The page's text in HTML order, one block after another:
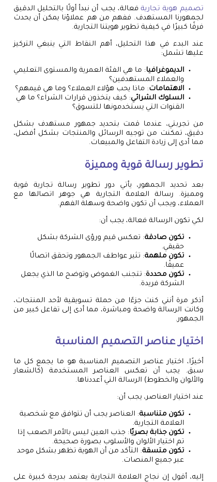
تصميم هوية تجارية فعالة، يجب أن نبدأ أولًا بالتحليل الدقيق
لجمهورنا المستهدف. ففهم من هم عملاؤنا يمكن أن يحدث
فرقًا كبيرًا في كيفية تطوير هويتنا التجارية.
عند البدء في هذا التحليل، أهم النقاط التي ينبغي التركيز
عليها تشمل:
الديموغرافيا: ما هي الفئة العمرية والمستوى التعليمي
والعملاء المستهدفين؟
الاهتمامات: ماذا يحب هؤلاء العملاء؟ وما هي قيمهم؟
السلوك الشرائي: كيف يتخذون قرارات الشراء؟ ما هي
القنوات التي يستخدمونها للتسوق؟
من تجربتي، عندما قمت بتحديد جمهور مستهدف بشكل
دقيق، تمكنت من توجيه الرسائل والمنتجات بشكل أفضل،
مما أدى إلى زيادة التفاعل والمبيعات.
تطوير رسالة قوية ومميزة
بعد تحديد الجمهور، يأتي دور تطوير رسالة تجارية قوية
ومميزة. رسالة العلامة التجارية هي جوهر اتصالها مع
العملاء، ويجب أن تكون واضحة وسهلة الفهم.
لكي تكون الرسالة فعالة، يجب أن:
تكون صادقة: تعكس قيم ورؤى الشركة بشكل
حقيقي.
تكون ملهمة: تثير عواطف الجمهور وتحقق اتصالًا
عميقًا.
تكون محددة: تتجنب الغموض وتوضح ما الذي يجعل
الشركة فريدة.
أذكر مرة أنني كنت جزءًا من حملة تسويقية لأحد المنتجات،
وكانت الرسالة واضحة ومباشرة، مما أدى إلى تفاعل كبير من
الجمهور.
اختيار عناصر التصميم المناسبة
أخيرًا، اختيار عناصر التصميم المناسبة هو ما يجمع كل ما
سبق. يجب أن تعكس العناصر المستخدمة (كالشعار
والألوان والخطوط) الرسالة التي أعددناها.
عند اختيار العناصر، يجب أن:
تكون متناسبة: العناصر يجب أن تتوافق مع شخصية
العلامة التجارية.
تكون جذابة بصريًا: جذب العين ليس بالأمر الصعب إذا
تم اختيار الألوان والأسلوب بصورة صحيحة.
تكون متسقة: التأكد من أن الهوية تظهر بشكل موحد
عبر جميع المنصات.
إليه، أقول إن نجاح العلامة التجارية يعتمد بدرجة كبيرة على